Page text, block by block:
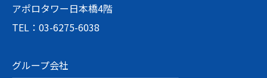
アポロタワー日本橋4階
TEL：03-6275-6038
グループ会社